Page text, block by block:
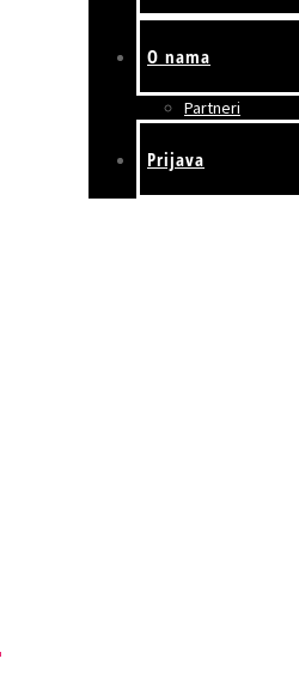
O nama
Partneri
Prijava